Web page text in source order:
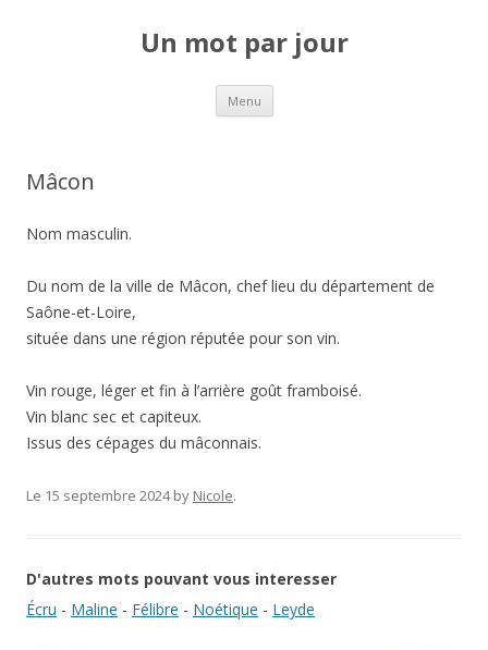
Un mot par jour
Menu Aller au contenu principal
Mâcon
Nom masculin.
Du nom de la ville de Mâcon, chef lieu du département de
Saône-et-Loire,
située dans une région réputée pour son vin.
Vin rouge, léger et fin à l’arrière goût framboisé.
Vin blanc sec et capiteux.
Issus des cépages du mâconnais.
Le 15 septembre 2024by Nicole.
D'autres mots pouvant vous interesser
Écru - Maline - Félibre - Noétique - Leyde